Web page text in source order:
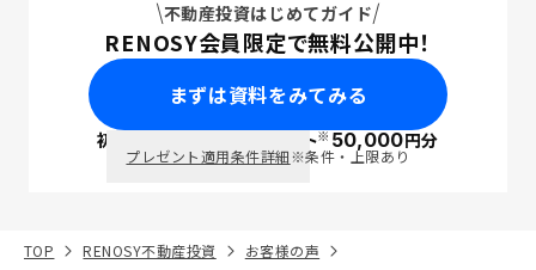
不動産投資はじめてガイド
RENOSY会員限定で無料公開中！
まずは資料をみてみる
初回面談で ポイント※50,000円分
プレゼント適用条件詳細※条件・上限あり
TOP RENOSY不動産投資
お客様の声